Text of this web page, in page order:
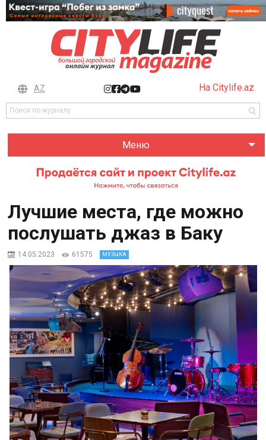
AZ На Citylife.az
Меню
Лучшие места, где можно
послушать джаз в Баку
14.05.2023 61575 МУЗЫКА